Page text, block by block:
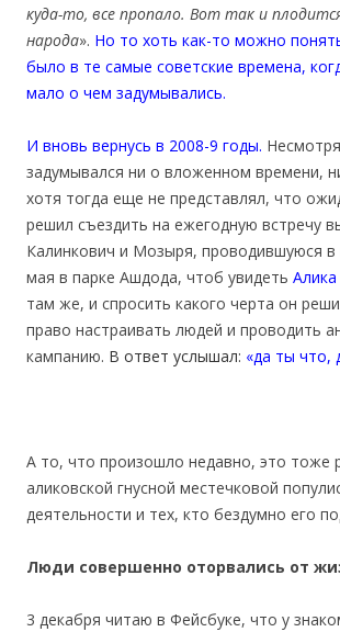
куда-то, все пропало. Вот так и
народа». Но то хоть как-то можно
было в те самые советские времена,
мало о чем задумывались.
И вновь вернусь в 2008-9 годы.
задумывался ни о вложенном времени,
хотя тогда еще не представлял, что
решил съездить на ежегодную встречу
Калинкович и Мозыря, проводившуюся в
мая в парке Ашдода, чтоб увидеть Алика
там же, и спросить какого черта он
право настраивать людей и проводить
кампанию. В ответ услышал: «да ты что,
А то, что произошло недавно, это тоже
аликовской гнусной местечковой
деятельности и тех, кто бездумно его
Люди совершенно оторвались от
3 декабря читаю в Фейсбуке, что у